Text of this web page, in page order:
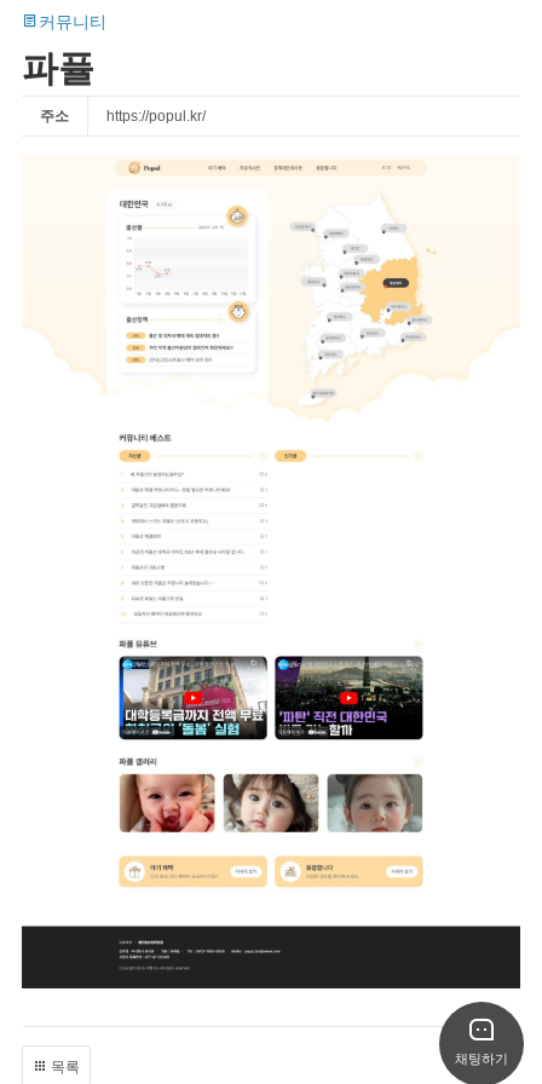
커뮤니티
파퓰
주소 https://popul.kr/
목록 채팅하기